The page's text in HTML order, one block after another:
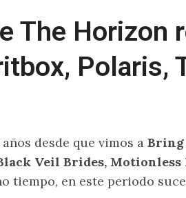
The Horizon
Polaris,
desde que vimos a Bring
Veil Brides,
tiempo, en este periodo